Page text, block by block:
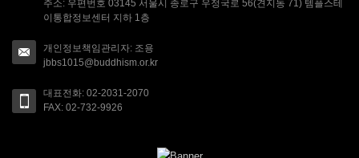
주소: 우편번호 03145 서울시 종로구 우정국로 56(견지동 71) 템플스테
이통합정보센터 지하 1층
개인정보책임관리자: 조용
jbbs1015@buddhism.or.kr
대표전화: 02-2031-2070
FAX: 02-732-9926